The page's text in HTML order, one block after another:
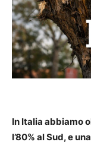
In Italia abbiamo
l’80% al Sud, e